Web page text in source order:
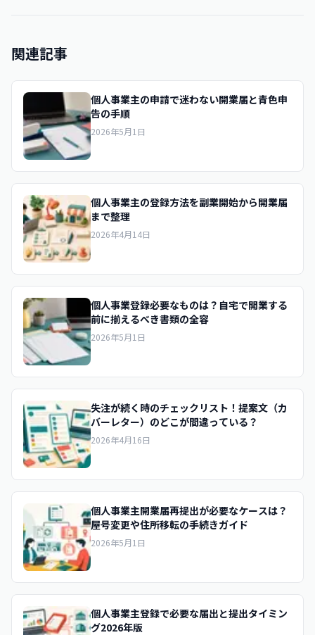
関連記事
個人事業主の申請で迷わない開業届と青色申
告の手順
2026年5月1日
個人事業主の登録方法を副業開始から開業届
まで整理
2026年4月14日
個人事業登録必要なものは？自宅で開業する
前に揃えるべき書類の全容
2026年5月1日
失注が続く時のチェックリスト！提案文（カ
バーレター）のどこが間違っている？
2026年4月16日
個人事業主開業届再提出が必要なケースは？
屋号変更や住所移転の手続きガイド
2026年5月1日
個人事業主登録で必要な届出と提出タイミン
グ2026年版